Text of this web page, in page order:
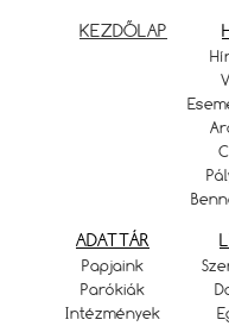
KEZDŐLAP
ADATTÁR
Papjaink
Parókiák
Intézmények